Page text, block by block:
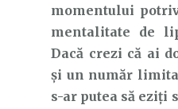
momentului
mentalitate de
Dacă crezi că ai
și un număr
s-ar putea să